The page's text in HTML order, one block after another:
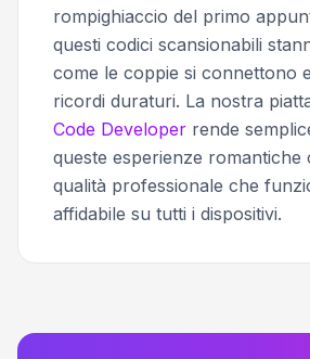
rompighiaccio del primo
questi codici scansionabili
come le coppie si connettono
ricordi duraturi. La nostra
Code Developer rende
queste esperienze romantiche
qualità professionale che
affidabile su tutti i dispositivi.